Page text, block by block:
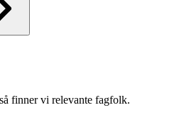
finner vi relevante fagfolk.